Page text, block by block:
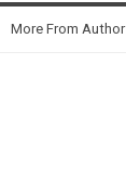
More From Author